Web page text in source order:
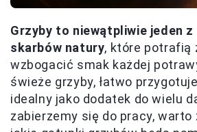
Grzyby to niewątpliwie jeden
skarbów natury, które potrafią
wzbogacić smak każdej
świeże grzyby, łatwo
idealny jako dodatek do wielu
zabierzemy się do pracy,